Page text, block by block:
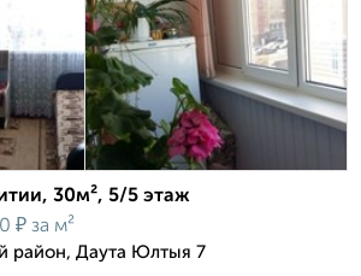
30м², 5/5 этаж
₽ за м²
район, Даута Юлтыя 7